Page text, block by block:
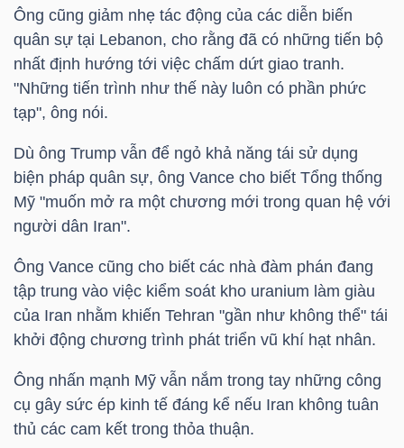
Ông cũng giảm nhẹ tác động của các diễn biến
quân sự tại Lebanon, cho rằng đã có những tiến bộ
nhất định hướng tới việc chấm dứt giao tranh.
"Những tiến trình như thế này luôn có phần phức
tạp", ông nói.
Dù ông Trump vẫn để ngỏ khả năng tái sử dụng
biện pháp quân sự, ông Vance cho biết Tổng thống
Mỹ "muốn mở ra một chương mới trong quan hệ với
người dân Iran".
Ông Vance cũng cho biết các nhà đàm phán đang
tập trung vào việc kiểm soát kho uranium làm giàu
của Iran nhằm khiến Tehran "gần như không thể" tái
khởi động chương trình phát triển vũ khí hạt nhân.
Ông nhấn mạnh Mỹ vẫn nắm trong tay những công
cụ gây sức ép kinh tế đáng kể nếu Iran không tuân
thủ các cam kết trong thỏa thuận.
YẾU
TIÊU
DÙNG
THIẾT
YẾU
CHĂM
KHỎE